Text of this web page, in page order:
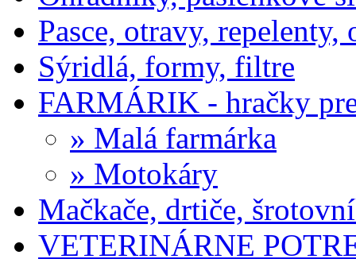
Pasce, otravy, repelenty,
Sýridlá, formy, filtre
FARMÁRIK - hračky
» Malá farmárka
» Motokáry
Mačkače, drtiče,
VETERINÁRNE